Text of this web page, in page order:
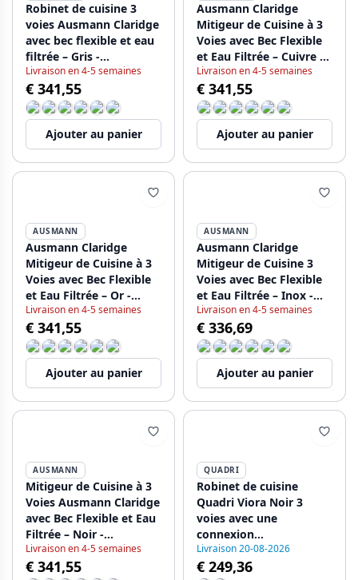
Robinet de cuisine 3
voies Ausmann Claridge
avec bec flexible et eau
filtrée – Gris -
1208970502
Livraison en 4-5 semaines
€ 341,55
Ajouter au panier
Ausmann Claridge
Mitigeur de Cuisine à 3
Voies avec Bec Flexible
et Eau Filtrée – Cuivre -
1208970503
Livraison en 4-5 semaines
€ 341,55
Ajouter au panier
AUSMANN
Ausmann Claridge
Mitigeur de Cuisine à 3
Voies avec Bec Flexible
et Eau Filtrée – Or -
1208970504
Livraison en 4-5 semaines
€ 341,55
Ajouter au panier
AUSMANN
Ausmann Claridge
Mitigeur de Cuisine 3
Voies avec Bec Flexible
et Eau Filtrée – Inox -
1208970505
Livraison en 4-5 semaines
€ 336,69
Ajouter au panier
AUSMANN
Mitigeur de Cuisine à 3
Voies Ausmann Claridge
avec Bec Flexible et Eau
Filtrée – Noir -
1208970506
Livraison en 4-5 semaines
€ 341,55
QUADRI
Robinet de cuisine
Quadri Viora Noir 3
voies avec une
connexion
supplémentaire pour
l'eau filtrée 1208971403
Livraison 20-08-2026
€ 249,36